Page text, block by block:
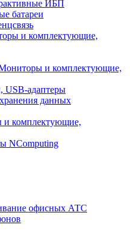
ИБП
батареи
и комплектующие,
и комплектующие,
USB-адаптеры
данных
комплектующие,
NComputing
офисных АТС